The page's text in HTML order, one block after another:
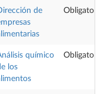
de
Obligatoria
químico
los
Obligatoria